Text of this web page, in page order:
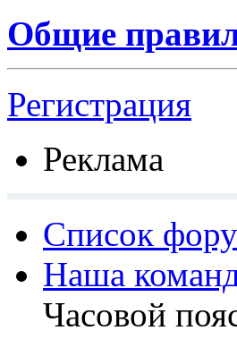
Общие
Регистрация
Реклама
Список
Наша
Часовой